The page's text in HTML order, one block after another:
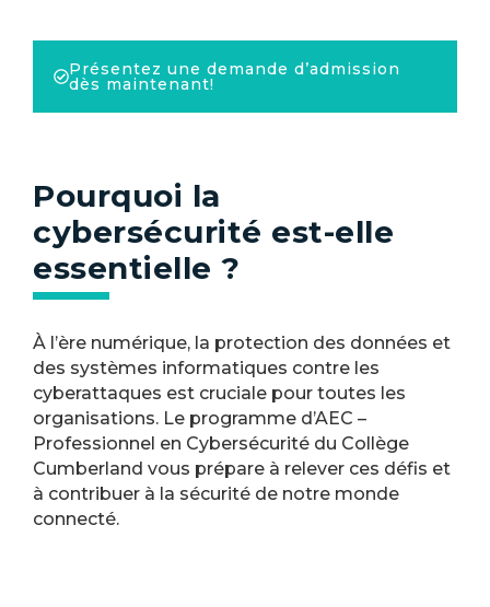
Présentez une demande d’admission
dès maintenant!
Pourquoi la
cybersécurité est-elle
essentielle ?
À l’ère numérique, la protection des données et
des systèmes informatiques contre les
cyberattaques est cruciale pour toutes les
organisations. Le programme d’AEC –
Professionnel en Cybersécurité du Collège
Cumberland vous prépare à relever ces défis et
à contribuer à la sécurité de notre monde
connecté.